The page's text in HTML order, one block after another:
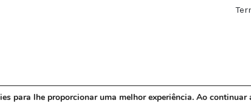
para lhe proporcionar uma melhor experiência. Ao